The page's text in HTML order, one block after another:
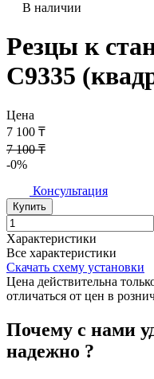
В наличии
Резцы к
C9335
Цена
7 100 ₸
7 100 ₸
-0%
Консультация
Купить
Характеристики
Все характеристики
Скачать схему установки
Цена действительна
отличаться от цен в
Почему с нами
надежно ?